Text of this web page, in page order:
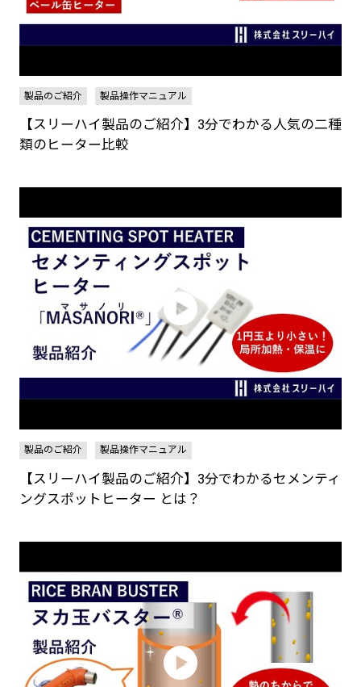
製品のご紹介 製品操作マニュアル
【スリーハイ製品のご紹介】3分でわかる人気の二種
類のヒーター比較
製品のご紹介 製品操作マニュアル
【スリーハイ製品のご紹介】3分でわかるセメンティ
ングスポットヒーター とは？